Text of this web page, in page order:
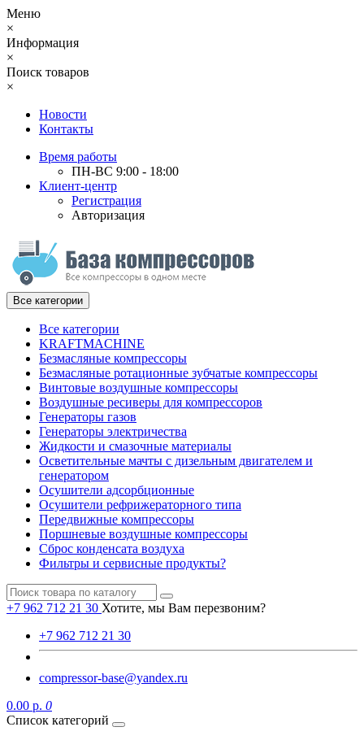
Меню
×
Информация
×
Поиск товаров
×
Новости
Контакты
Время работы
ПН-ВС 9:00 - 18:00
Клиент-центр
Регистрация
Авторизация
Все категории
Все категории
KRAFTMACHINE
Безмасляные компрессоры
Безмасляные ротационные зубчатые компрессоры
Винтовые воздушные компрессоры
Воздушные ресиверы для компрессоров
Генераторы газов
Генераторы электричества
Жидкости и смазочные материалы
Осветительные мачты с дизельным двигателем и
генератором
Осушители адсорбционные
Осушители рефрижераторного типа
Передвижные компрессоры
Поршневые воздушные компрессоры
Сброс конденсата воздуха
Фильтры и сервисные продукты?
+7 962 712 21 30 Хотите, мы Вам перезвоним?
+7 962 712 21 30
compressor-base@yandex.ru
0.00 р. 0
Список категорий